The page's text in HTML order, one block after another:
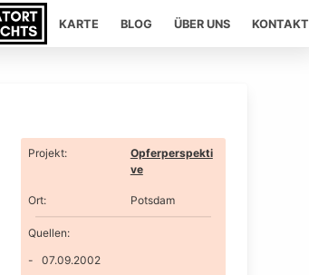
KARTE BLOG ÜBER UNS KONTAKT
Projekt:
Opferperspekti
ve
Ort: Potsdam
Quellen:
07.09.2002